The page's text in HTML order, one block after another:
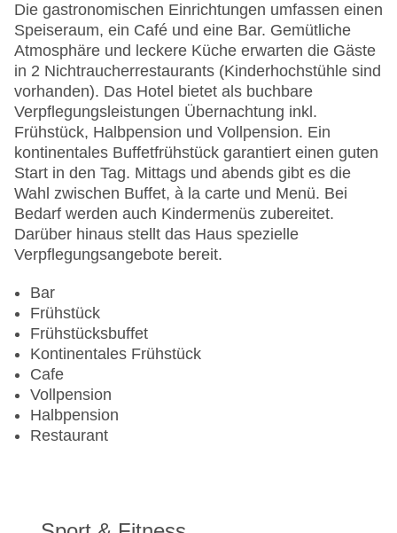
Hoteleröffnung: 1989
Hotelsafe
WLAN/WiFi im Hotel
Letzte umfassende Renovierung: 2005
Lift
Anzahl der Konferenzräume: 1
Anzahl der Aufzüge: 5
Haustiere: gegen Gebühr
Haustiere auf Anfrage: gegen Gebühr
Zimmerservice: gegen Gebühr
Sonnenterrasse
Gesamtanzahl der Stockwerke: 5
Gesamtanzahl der Zimmer: 224
EC Maestro, Mastercard, Visa
Landeskategorie: 4 Sterne
Die gastronomischen Einrichtungen umfassen einen
Speiseraum, ein Café und eine Bar. Gemütliche
Atmosphäre und leckere Küche erwarten die Gäste
in 2 Nichtraucherrestaurants (Kinderhochstühle sind
vorhanden). Das Hotel bietet als buchbare
Verpflegungsleistungen Übernachtung inkl.
Frühstück, Halbpension und Vollpension. Ein
kontinentales Buffetfrühstück garantiert einen guten
Start in den Tag. Mittags und abends gibt es die
Wahl zwischen Buffet, à la carte und Menü. Bei
Bedarf werden auch Kindermenüs zubereitet.
Darüber hinaus stellt das Haus spezielle
Verpflegungsangebote bereit.
Bar
Frühstück
Frühstücksbuffet
Kontinentales Frühstück
Cafe
Vollpension
Halbpension
Restaurant